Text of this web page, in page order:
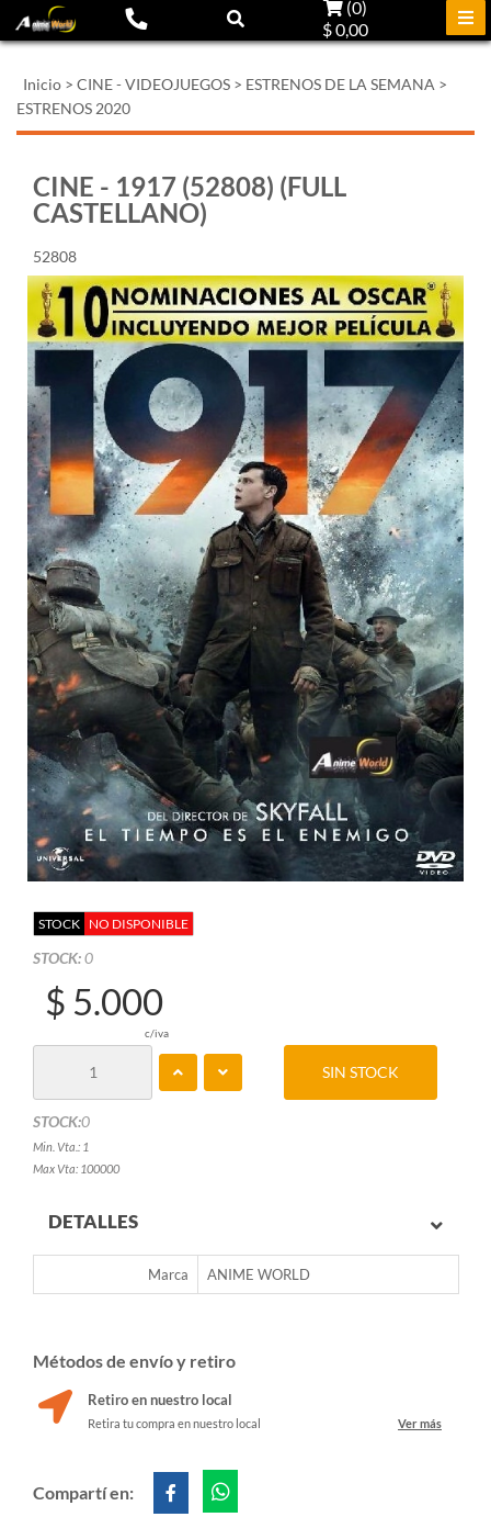
(0)
$ 0,00
Inicio > CINE - VIDEOJUEGOS > ESTRENOS DE LA SEMANA >
ESTRENOS 2020
CINE - 1917 (52808) (FULL
CASTELLANO)
52808
STOCK NO DISPONIBLE
STOCK:0
$ 5.000
c/iva
STOCK:0
Min. Vta.: 1
Max Vta: 100000
SIN STOCK
DETALLES
Marca ANIME WORLD
Métodos de envío y retiro
Retiro en nuestro local
Retira tu compra en nuestro local Ver más
Compartí en: